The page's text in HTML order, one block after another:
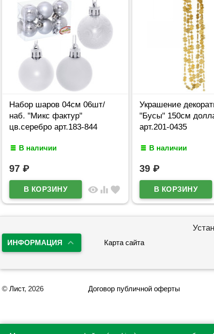
Набор шаров 04см 06шт/
наб. "Микс фактур"
цв.серебро арт.183-844
В наличии
97 ₽
visibility equalizer favorite
Украшение
"Бусы" 150см
арт.201-0435
В наличии
39 ₽
ИНФОРМАЦИЯ Карта сайта
© Лист, 2026 Договор публичной оферты